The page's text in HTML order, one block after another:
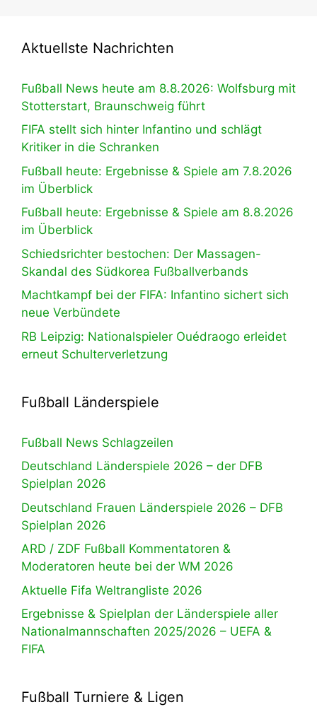
Aktuellste Nachrichten
Fußball News heute am 8.8.2026: Wolfsburg mit
Stotterstart, Braunschweig führt
FIFA stellt sich hinter Infantino und schlägt
Kritiker in die Schranken
Fußball heute: Ergebnisse & Spiele am 7.8.2026
im Überblick
Fußball heute: Ergebnisse & Spiele am 8.8.2026
im Überblick
Schiedsrichter bestochen: Der Massagen-
Skandal des Südkorea Fußballverbands
Machtkampf bei der FIFA: Infantino sichert sich
neue Verbündete
RB Leipzig: Nationalspieler Ouédraogo erleidet
erneut Schulterverletzung
Fußball Länderspiele
Fußball News Schlagzeilen
Deutschland Länderspiele 2026 – der DFB
Spielplan 2026
Deutschland Frauen Länderspiele 2026 – DFB
Spielplan 2026
ARD / ZDF Fußball Kommentatoren &
Moderatoren heute bei der WM 2026
Aktuelle Fifa Weltrangliste 2026
Ergebnisse & Spielplan der Länderspiele aller
Nationalmannschaften 2025/2026 – UEFA &
FIFA
Fußball Turniere & Ligen